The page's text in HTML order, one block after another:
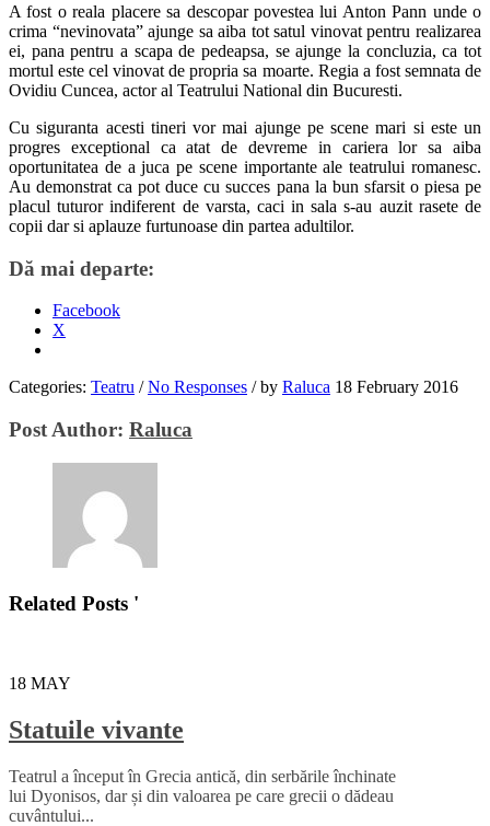
A fost o reala placere sa descopar povestea lui Anton Pann unde o
crima “nevinovata” ajunge sa aiba tot satul vinovat pentru realizarea
ei, pana pentru a scapa de pedeapsa, se ajunge la concluzia, ca tot
mortul este cel vinovat de propria sa moarte. Regia a fost semnata de
Ovidiu Cuncea, actor al Teatrului National din Bucuresti.
Cu siguranta acesti tineri vor mai ajunge pe scene mari si este un
progres exceptional ca atat de devreme in cariera lor sa aiba
oportunitatea de a juca pe scene importante ale teatrului romanesc.
Au demonstrat ca pot duce cu succes pana la bun sfarsit o piesa pe
placul tuturor indiferent de varsta, caci in sala s-au auzit rasete de
copii dar si aplauze furtunoase din partea adultilor.
Dă mai departe:
Facebook
X
Categories: Teatru / No Responses /by Raluca 18 February 2016
Post Author: Raluca
Related Posts '
18 MAY
Statuile vivante
Teatrul a început în Grecia antică, din serbările închinate
lui Dyonisos, dar și din valoarea pe care grecii o dădeau
cuvântului...